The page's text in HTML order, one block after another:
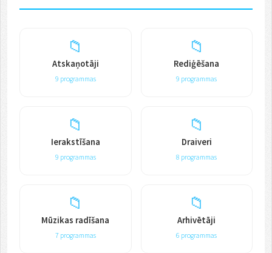
📁
Atskaņotāji
9 programmas
📁
Rediģēšana
9 programmas
📁
Ierakstīšana
9 programmas
📁
Draiveri
8 programmas
📁
Mūzikas radīšana
7 programmas
📁
Arhivētāji
6 programmas